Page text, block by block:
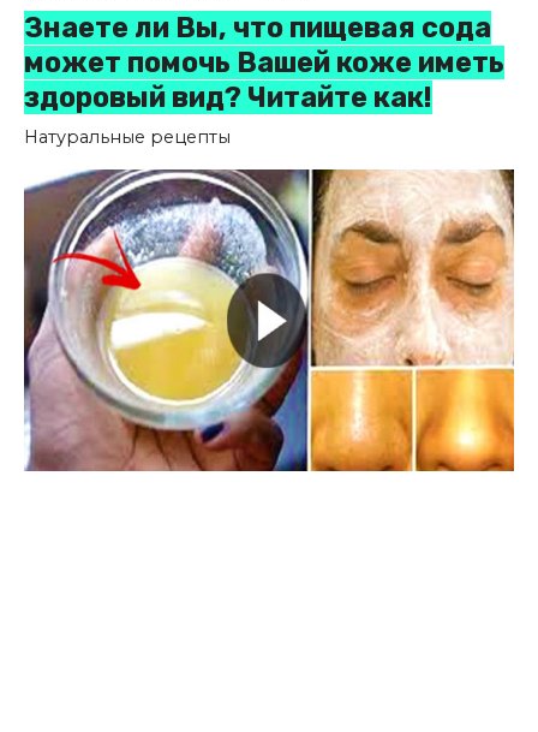
Знаете ли Вы, что пищевая сода
может помочь Вашей коже иметь
здоровый вид? Читайте как!
Натуральные рецепты